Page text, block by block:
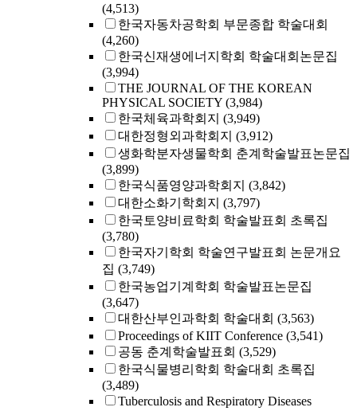
(4,513)
한국자동차공학회 부문종합 학술대회
(4,260)
한국신재생에너지학회 학술대회논문집
(3,994)
THE JOURNAL OF THE KOREAN
PHYSICAL SOCIETY (3,984)
한국체육과학회지 (3,949)
대한정형외과학회지 (3,912)
생화학분자생물학회 춘계학술발표논문집
(3,899)
한국식품영양과학회지 (3,842)
대한소화기학회지 (3,797)
한국토양비료학회 학술발표회 초록집
(3,780)
한국자기학회 학술연구발표회 논문개요
집 (3,749)
한국농업기계학회 학술발표논문집
(3,647)
대한산부인과학회 학술대회 (3,563)
Proceedings of KIIT Conference (3,541)
공동 춘계학술발표회 (3,529)
한국식물병리학회 학술대회 초록집
(3,489)
Tuberculosis and Respiratory Diseases